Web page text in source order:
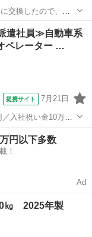
交換したので、不
いません。 お気
遣社員≫自動車系
ペレーター …
提携サイト 7月21日
／入社祝い金10万
る夜勤専属！日払い
円以下多数
！
Ad
㎏ 2025年製